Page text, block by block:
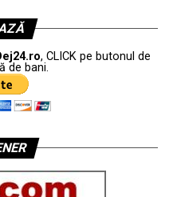
, CLICK pe butonul de
de bani.